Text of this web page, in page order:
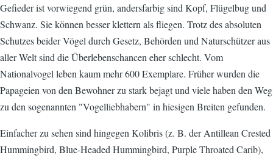
Gefieder ist vorwiegend grün, andersfarbig sind Kopf, Flügelbug und
Schwanz. Sie können besser klettern als fliegen. Trotz des absoluten
Schutzes beider Vögel durch Gesetz, Behörden und Naturschützer aus
aller Welt sind die Überlebenschancen eher schlecht. Vom
Nationalvogel leben kaum mehr 600 Exemplare. Früher wurden die
Papageien von den Bewohner zu stark bejagt und viele haben den Weg
zu den sogenannten "Vogelliebhabern" in hiesigen Breiten gefunden.
Einfacher zu sehen sind hingegen Kolibris (z. B. der Antillean Crested
Hummingbird, Blue-Headed Hummingbird, Purple Throated Carib),